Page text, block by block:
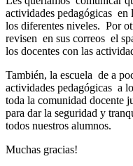
actividades pedagógicas en
los diferentes niveles. Por
revisen en sus correos el
los docentes con las
También, la escuela de a
actividades pedagógicas a
toda la comunidad docente
para dar la seguridad y
todos nuestros alumnos.
Muchas gracias!